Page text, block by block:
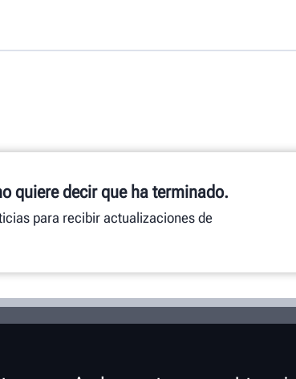
quiere decir que ha terminado.
para recibir actualizaciones de